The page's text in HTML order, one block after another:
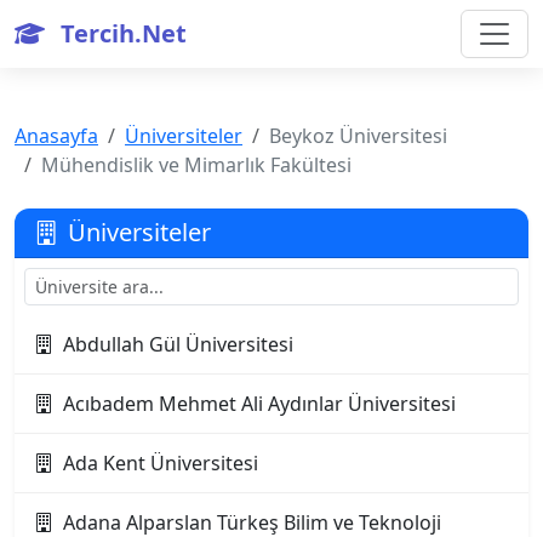
Tercih.Net
Anasayfa Üniversiteler
Beykoz Üniversitesi
Mühendislik ve Mimarlık Fakültesi
Üniversiteler
Abdullah Gül Üniversitesi
Acıbadem Mehmet Ali Aydınlar Üniversitesi
Ada Kent Üniversitesi
Adana Alparslan Türkeş Bilim ve Teknoloji